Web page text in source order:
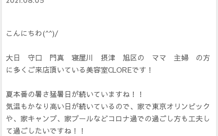
こんにちわ(^^)/
大日 守口 門真 寝屋川 摂津 旭区の ママ 主婦 の方
に多くご来店頂いている美容室CLOREです！
夏本番の暑さ猛暑日が続いていますね！！
気温もかなり高い日が続いているので、家で東京オリンピック
や、家キャンプ、家プールなどコロナ過での過ごし方も工夫し
て過ごしたいですね！！